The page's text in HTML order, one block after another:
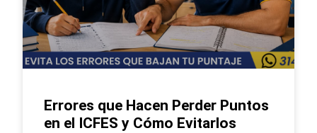
Errores que Hacen Perder Puntos
en el ICFES y Cómo Evitarlos